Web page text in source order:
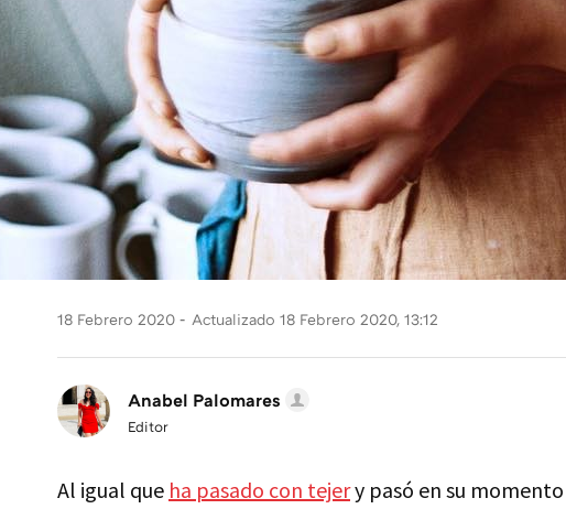
18 Febrero 2020 Actualizado 18 Febrero 2020, 13:12
Anabel Palomares
Editor
Al igual que ha pasado con tejery pasó en su